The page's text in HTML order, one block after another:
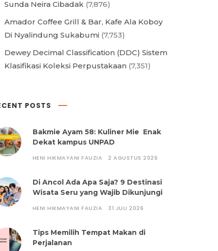
Sunda Neira Cibadak (7,876)
Amador Coffee Grill & Bar, Kafe Ala Koboy
Di Nyalindung Sukabumi (7,753)
Dewey Decimal Classification (DDC) Sistem
Klasifikasi Koleksi Perpustakaan (7,351)
POSTS
Bakmie Ayam 58: Kuliner Mie Enak
Dekat kampus UNPAD
HENI HIKMAYANI FAUZIA 2 AGUSTUS 2026
Di Ancol Ada Apa Saja? 9 Destinasi
Wisata Seru yang Wajib Dikunjungi
HENI HIKMAYANI FAUZIA 31 JULI 2026
Tips Memilih Tempat Makan di
Perjalanan